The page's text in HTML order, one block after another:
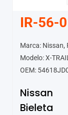
IR-56-
Marca: Nissan,
Modelo: X-
OEM:
Nissan
Bieleta